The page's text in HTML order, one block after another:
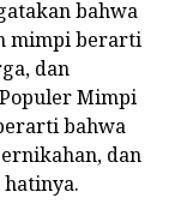
bahwa
mimpi berarti
dan
Mimpi
bahwa
dan